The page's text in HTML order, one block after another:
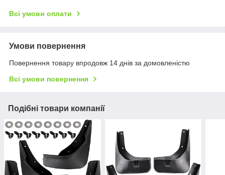
Всі умови оплати
Умови повернення
Повернення товару впродовж 14 днів за домовленістю
Всі умови повернення
Подібні товари компанії